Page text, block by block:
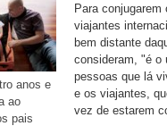
anos e
ao
pais
Para
viajantes
bem distante
consideram, "é o
pessoas que lá
e os viajantes,
vez de estarem